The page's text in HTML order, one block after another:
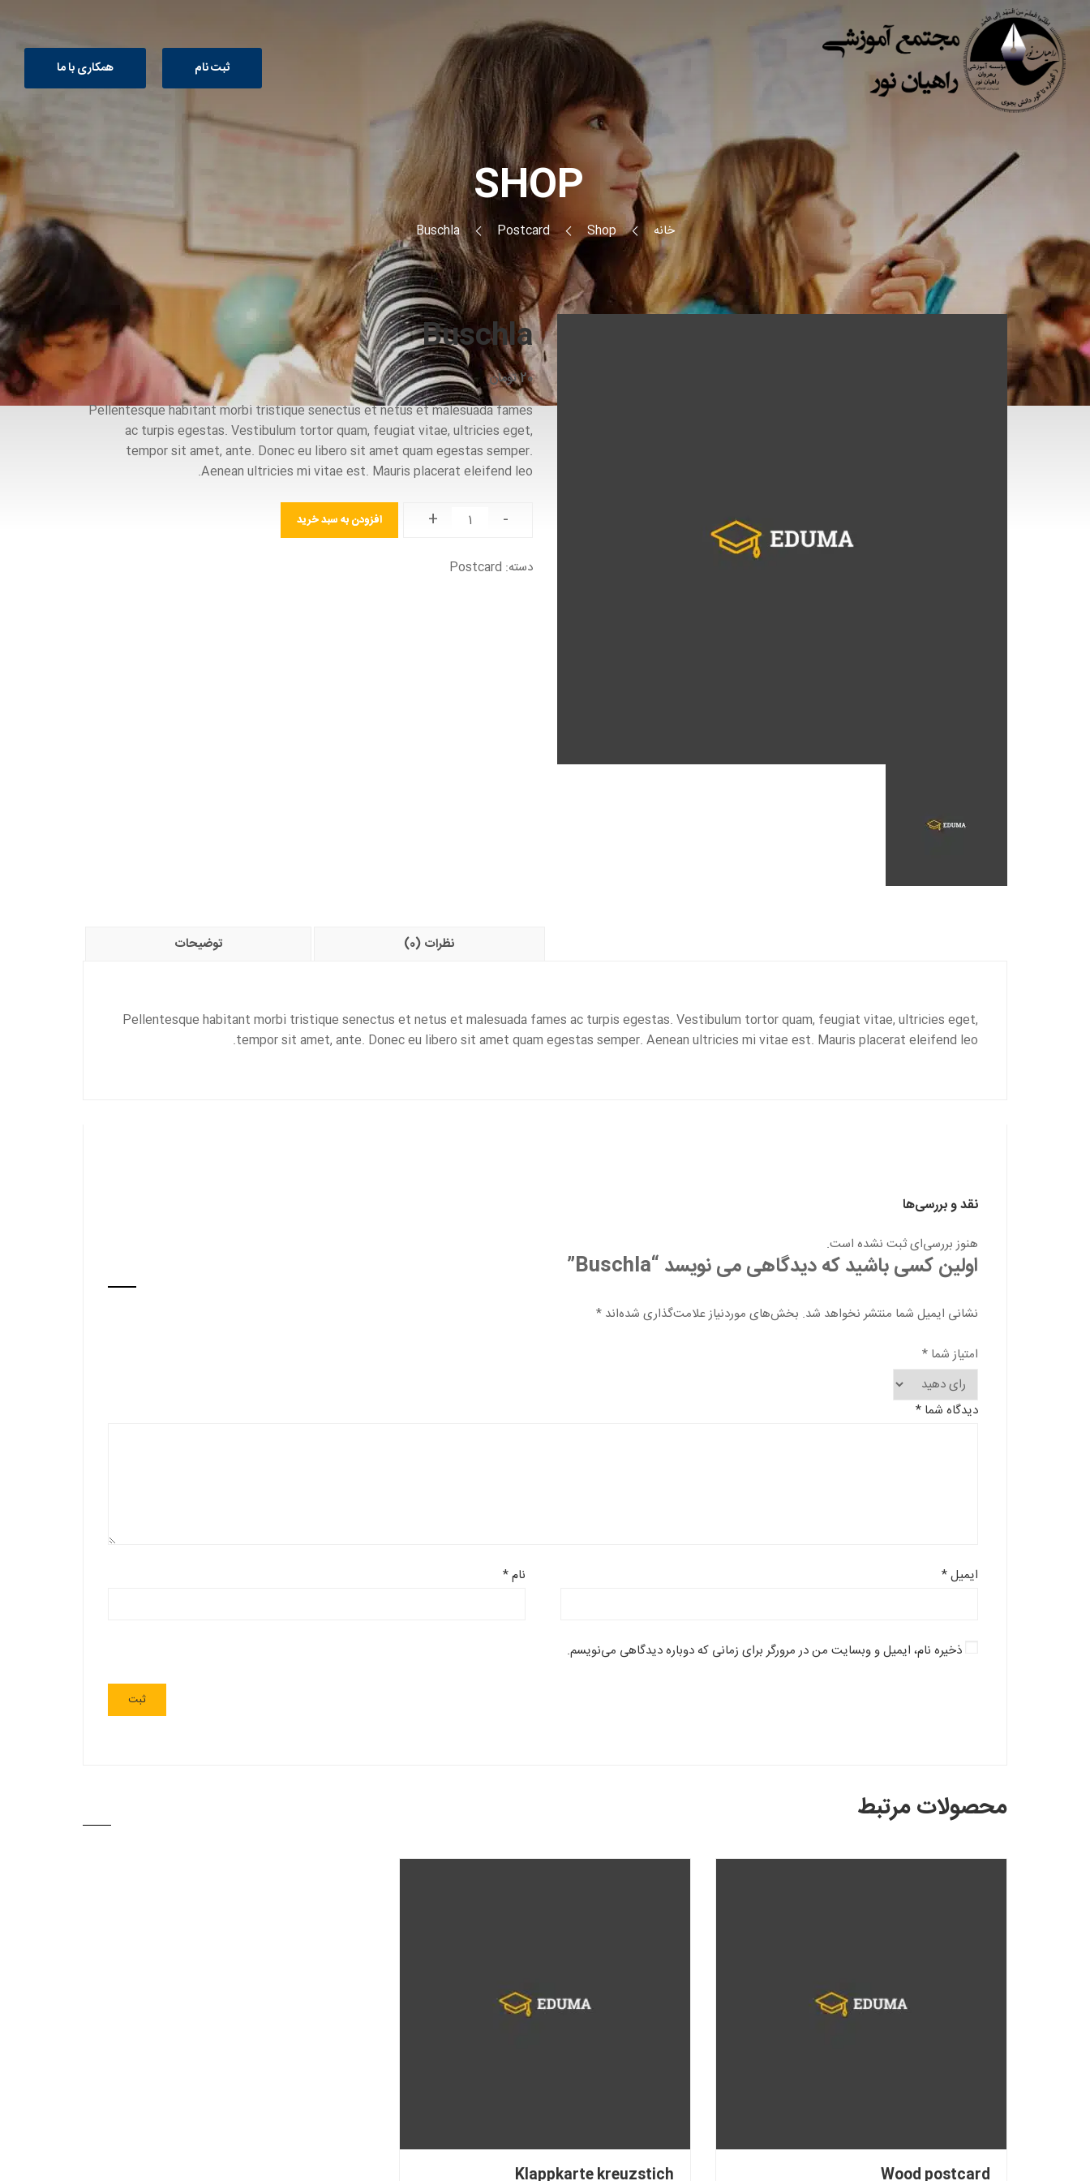
ثبت نام همکاری با ما
SHOP
خانه Shop
Postcard
Buschla
Buschla
20تومان
Pellentesque habitant morbi tristique senectus et netus et malesuada fames
ac turpis egestas. Vestibulum tortor quam, feugiat vitae, ultricies eget,
tempor sit amet, ante. Donec eu libero sit amet quam egestas semper.
Aenean ultricies mi vitae est. Mauris placerat eleifend leo.
-
+ افزودن به سبد خرید
دسته: Postcard
توضیحات نظرات (0)
Pellentesque habitant morbi tristique senectus et netus et malesuada fames ac turpis egestas. Vestibulum tortor quam, feugiat vitae, ultricies eget,
tempor sit amet, ante. Donec eu libero sit amet quam egestas semper. Aenean ultricies mi vitae est. Mauris placerat eleifend leo.
نقد و بررسی‌ها
هنوز بررسی‌ای ثبت نشده است.
اولین کسی باشید که دیدگاهی می نویسد “Buschla”
نشانی ایمیل شما منتشر نخواهد شد. بخش‌های موردنیاز علامت‌گذاری شده‌اند *
امتیاز شما *
دیدگاه شما *
نام* ایمیل*
ذخیره نام، ایمیل و وبسایت من در مرورگر برای زمانی که دوباره دیدگاهی می‌نویسم.
محصولات مرتبط
Wood postcard
Klappkarte kreuzstich